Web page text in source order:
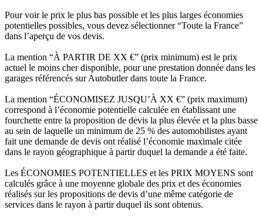
Pour voir le prix le plus bas possible et les plus larges économies
potentielles possibles, vous devez sélectionner “Toute la France”
dans l’aperçu de vos devis.
La mention “À PARTIR DE XX €” (prix minimum) est le prix
actuel le moins cher disponible, pour une prestation donnée dans les
garages référencés sur Autobutler dans toute la France.
La mention “ÉCONOMISEZ JUSQU’À XX €” (prix maximum)
correspond à l’économie potentielle calculée en établissant une
fourchette entre la proposition de devis la plus élevée et la plus basse
au sein de laquelle un minimum de 25 % des automobilistes ayant
fait une demande de devis ont réalisé l’économie maximale citée
dans le rayon géographique à partir duquel la demande a été faite.
Les ÉCONOMIES POTENTIELLES et les PRIX MOYENS sont
calculés grâce à une moyenne globale des prix et des économies
réalisés sur les propositions de devis d’une même catégorie de
services dans le rayon à partir duquel ils sont obtenus.